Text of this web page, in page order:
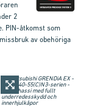
2
PIN-åtkomst som
av obehöriga